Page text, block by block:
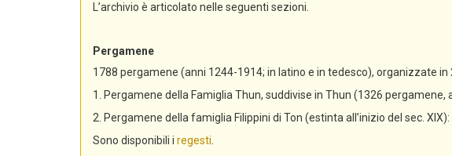
L’archivio è articolato nelle seguenti sezioni.
Pergamene
1788 pergamene (anni 1244-1914; in latino e in tedesco), organizzate
1. Pergamene della Famiglia Thun, suddivise in Thun (1326
2. Pergamene della famiglia Filippini di Ton (estinta all’inizio del sec.
Sono disponibili i regesti